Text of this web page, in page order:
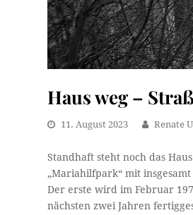
Haus weg –
11. August 2023 Renate
Standhaft steht noch das
„Mariahilfpark“ mit insgesamt
Der erste wird im Februar
nächsten zwei Jahren